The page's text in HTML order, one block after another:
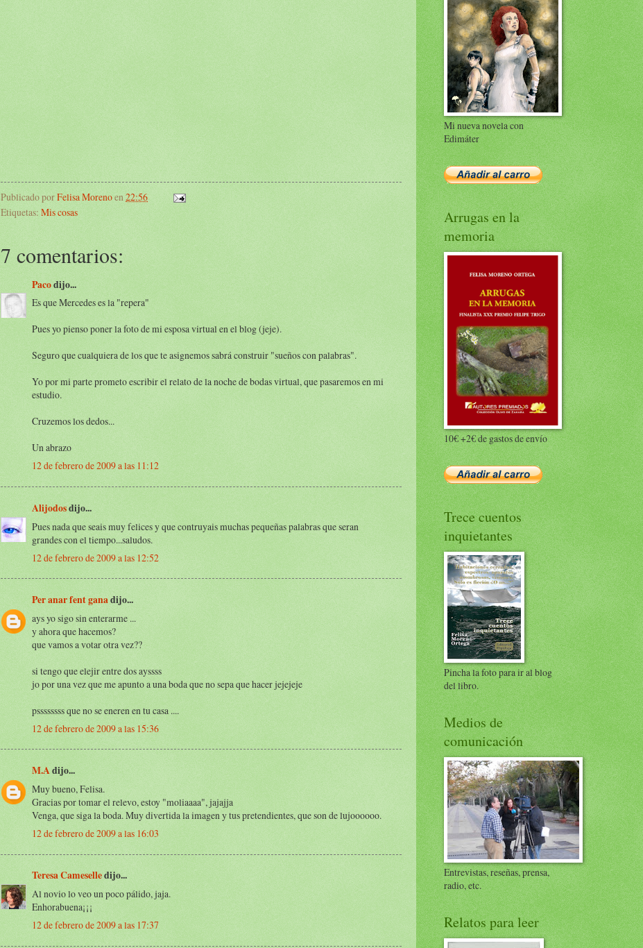
Publicado porFelisa Morenoen 22:56
Etiquetas: Mis cosas
7 comentarios:
Pacodijo...
Es que Mercedes es la "repera"
Pues yo pienso poner la foto de mi esposa virtual en el blog (jeje).
Seguro que cualquiera de los que te asignemos sabrá construir "sueños con palabras".
Yo por mi parte prometo escribir el relato de la noche de bodas virtual, que pasaremos en mi
estudio.
Cruzemos los dedos...
Un abrazo
12 de febrero de 2009 a las 11:12
Alijodosdijo...
Pues nada que seais muy felices y que contruyais muchas pequeñas palabras que seran
grandes con el tiempo...saludos.
12 de febrero de 2009 a las 12:52
Per anar fent ganadijo...
ays yo sigo sin enterarme ...
y ahora que hacemos?
que vamos a votar otra vez??
si tengo que elejir entre dos ayssss
jo por una vez que me apunto a una boda que no sepa que hacer jejejeje
pssssssss que no se eneren en tu casa ....
12 de febrero de 2009 a las 15:36
M.Adijo...
Muy bueno, Felisa.
Gracias por tomar el relevo, estoy "moliaaaa", jajajja
Venga, que siga la boda. Muy divertida la imagen y tus pretendientes, que son de lujoooooo.
12 de febrero de 2009 a las 16:03
Teresa Cameselledijo...
Al novio lo veo un poco pálido, jaja.
Enhorabuena¡¡¡
12 de febrero de 2009 a las 17:37
Mi nueva novela con
Edimáter
Arrugas en la
memoria
10€ +2€ de gastos de envío
Trece cuentos
inquietantes
Pincha la foto para ir al blog
del libro.
Medios de
comunicación
Entrevistas, reseñas, prensa,
radio, etc.
Relatos para leer